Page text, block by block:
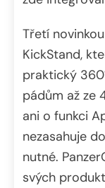
Třetí
KickStand,
praktický
pádům až ze
ani o funkci
nezasahuje
nutné.
svých